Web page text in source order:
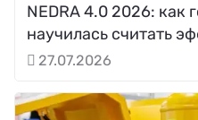
NEDRA 4.0 2026: как
научилась считать
27.07.2026